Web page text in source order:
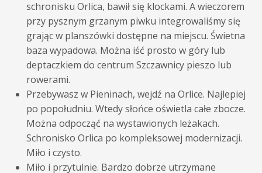
schronisku Orlica, bawił się klockami. A wieczorem
przy pysznym grzanym piwku integrowaliśmy się
grając w planszówki dostępne na miejscu. Świetna
baza wypadowa. Można iść prosto w góry lub
deptaczkiem do centrum Szczawnicy pieszo lub
rowerami.
Przebywasz w Pieninach, wejdź na Orlice. Najlepiej
po popołudniu. Wtedy słońce oświetla całe zbocze.
Można odpocząć na wystawionych leżakach.
Schronisko Orlica po kompleksowej modernizacji.
Miło i czysto.
Miło i przytulnie. Bardzo dobrze utrzymane